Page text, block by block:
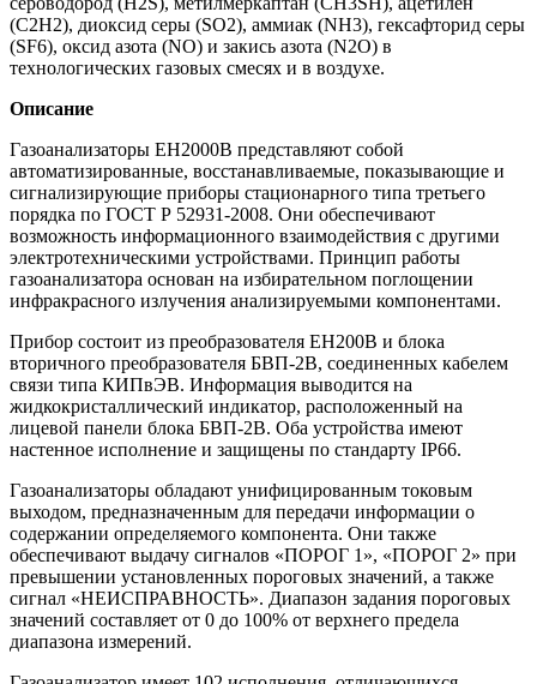
(C2H2), диоксид серы (SO2), аммиак (NH3), гексафторид серы
(SF6), оксид азота (NO) и закись азота (N2O) в
технологических газовых смесях и в воздухе.
Описание
Газоанализаторы ЕН2000В представляют собой
автоматизированные, восстанавливаемые, показывающие и
сигнализирующие приборы стационарного типа третьего
порядка по ГОСТ Р 52931-2008. Они обеспечивают
возможность информационного взаимодействия с другими
электротехническими устройствами. Принцип работы
газоанализатора основан на избирательном поглощении
инфракрасного излучения анализируемыми компонентами.
Прибор состоит из преобразователя ЕН200В и блока
вторичного преобразователя БВП-2В, соединенных кабелем
связи типа КИПвЭВ. Информация выводится на
жидкокристаллический индикатор, расположенный на
лицевой панели блока БВП-2В. Оба устройства имеют
настенное исполнение и защищены по стандарту IP66.
Газоанализаторы обладают унифицированным токовым
выходом, предназначенным для передачи информации о
содержании определяемого компонента. Они также
обеспечивают выдачу сигналов «ПОРОГ 1», «ПОРОГ 2» при
превышении установленных пороговых значений, а также
сигнал «НЕИСПРАВНОСТЬ». Диапазон задания пороговых
значений составляет от 0 до 100% от верхнего предела
диапазона измерений.